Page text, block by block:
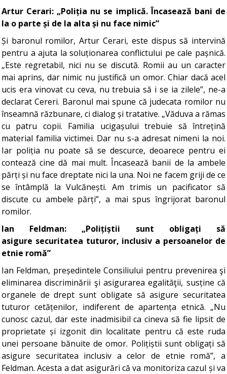
Artur Cerari: „Poliția nu se implică. Încasează bani de
la o parte și de la alta și nu face nimic”
Și baronul romilor, Artur Cerari, este dispus să intervină
pentru a ajuta la soluționarea conflictului pe cale pașnică.
„Este regretabil, nici nu se discută. Romii au un caracter
mai aprins, dar nimic nu justifică un omor. Chiar dacă acel
ucis era vinovat cu ceva, nu trebuia să i se ia zilele”, ne-a
declarat Cereri. Baronul mai spune că judecata romilor nu
înseamnă răzbunare, ci dialog și tratative. „Văduva a rămas
cu patru copii. Familia ucigașului trebuie să întrețină
material familia victimei. Dar nu s-a adresat nimeni la noi.
Iar poliția nu poate să se descurce, deoarece pentru ei
contează cine dă mai mult. Încasează banii de la ambele
părți și nu face dreptate nici la una. Noi ne facem griji de ce
se întâmplă la Vulcănești. Am trimis un pacificator să
discute cu ambele părți”, a mai spus îngrijorat baronul
romilor.
Ian Feldman: „Polițiștii sunt obligați să
asigure securitatea tuturor, inclusiv a persoanelor de
etnie romă”
Ian Feldman, președintele Consiliului pentru prevenirea şi
eliminarea discriminării şi asigurarea egalităţii, susține că
organele de drept sunt obligate să asigure securitatea
tuturor cetățenilor, indiferent de apartența etnică. „Nu
cunosc cazul, dar este inadmisibil ca cineva să fie lipsit de
proprietate și izgonit din localitate pentru că este ruda
unei persoane bănuite de omor. Polițiștii sunt obligați să
asigure securitatea inclusiv a celor de etnie romă”, a
Feldman. Acesta a dat asigurări că va monitoriza cazul și va